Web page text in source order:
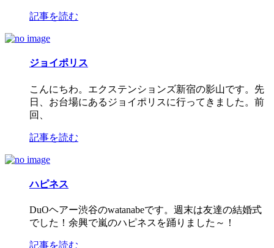
記事を読む
ジョイポリス
こんにちわ。エクステンションズ新宿の影山です。先
日、お台場にあるジョイポリスに行ってきました。前
回、
記事を読む
ハピネス
DuOヘアー渋谷のwatanabeです。週末は友達の結婚式
でした！余興で嵐のハピネスを踊りました～！
記事を読む